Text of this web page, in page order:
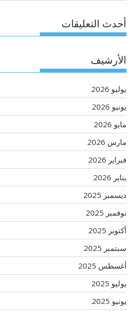
أحدث التعليقات
الأرشيف
يوليو 2026
يونيو 2026
مايو 2026
مارس 2026
فبراير 2026
يناير 2026
ديسمبر 2025
نوفمبر 2025
أكتوبر 2025
سبتمبر 2025
أغسطس 2025
يوليو 2025
يونيو 2025